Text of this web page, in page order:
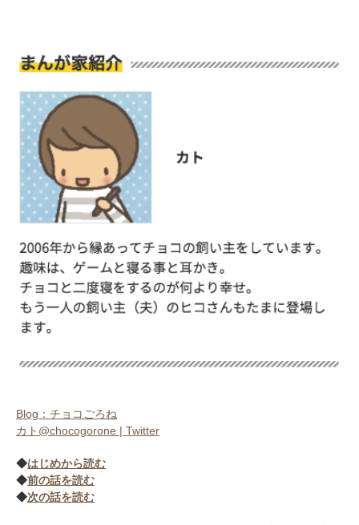
Blog：チョコごろね
カト@chocogorone | Twitter
◆はじめから読む
◆前の話を読む
◆次の話を読む